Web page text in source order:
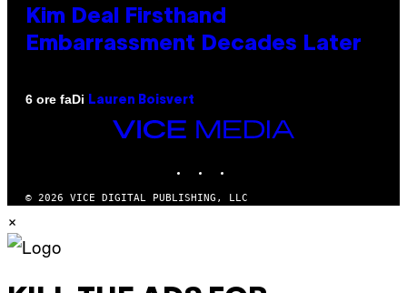
Kim Deal Firsthand
Embarrassment Decades Later
6 ore faDi Lauren Boisvert
VICE
MEDIA
© 2026 VICE DIGITAL PUBLISHING, LLC
×